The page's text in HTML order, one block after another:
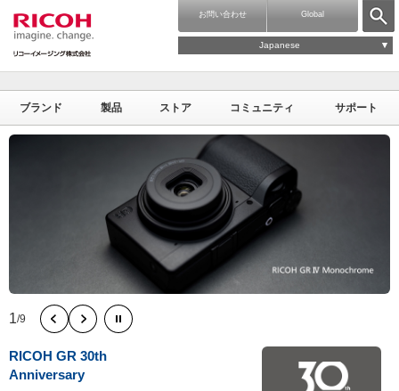
お問い合わせ Global
Japanese
ブランド 製品 ストア コミュニティ サポート
1/9
RICOH GR 30th
Anniversary